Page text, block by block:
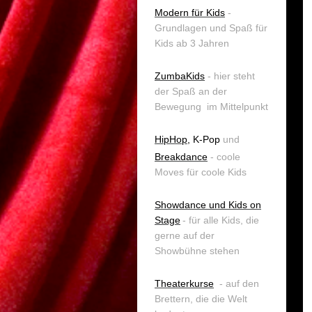
Modern für Kids -
Grundlagen und Spaß für
Kids ab 3 Jahren
ZumbaKids - hier steht
der Spaß an der
Bewegung im Mittelpunkt
HipHop , K-Pop und
Breakdance - coole
Moves für coole Kids
Showdance und Kids on
Stage- für alle Kids, die
gerne auf der
Showbühne stehen
Theaterkurse - auf den
Brettern, die die Welt